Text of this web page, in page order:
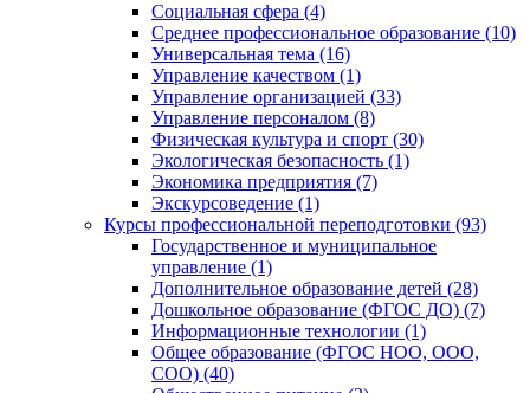
Социальная сфера (4)
Среднее профессиональное образование (10)
Универсальная тема (16)
Управление качеством (1)
Управление организацией (33)
Управление персоналом (8)
Физическая культура и спорт (30)
Экологическая безопасность (1)
Экономика предприятия (7)
Экскурсоведение (1)
Курсы профессиональной переподготовки (93)
Государственное и муниципальное
управление (1)
Дополнительное образование детей (28)
Дошкольное образование (ФГОС ДО) (7)
Информационные технологии (1)
Общее образование (ФГОС НОО, ООО,
СОО) (40)